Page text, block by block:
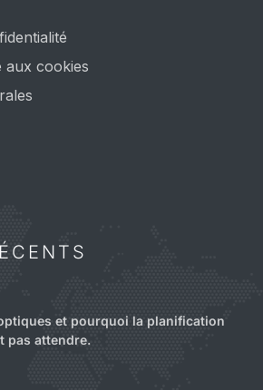
aux cookies
et pourquoi la planification
pas attendre.